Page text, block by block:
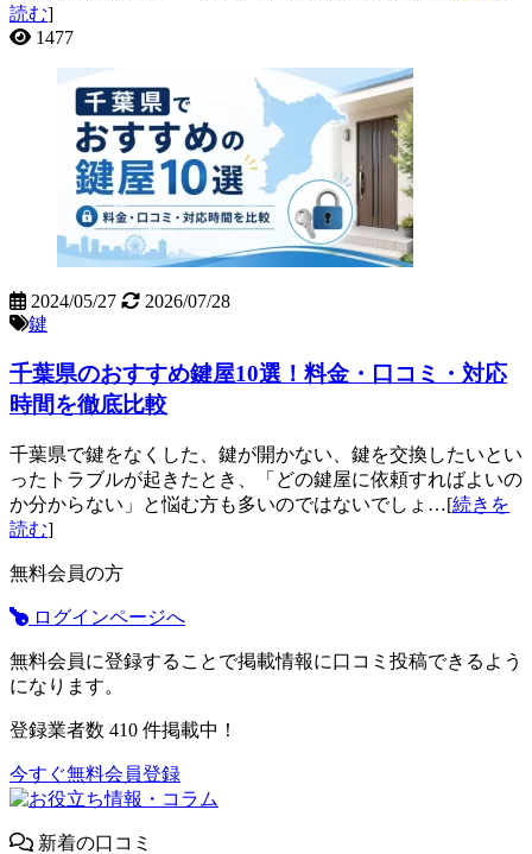
読む]
1477
2024/05/27
2026/07/28
鍵
千葉県のおすすめ鍵屋10選！料金・口コミ・対応
時間を徹底比較
千葉県で鍵をなくした、鍵が開かない、鍵を交換したいとい
ったトラブルが起きたとき、「どの鍵屋に依頼すればよいの
か分からない」と悩む方も多いのではないでしょ…[続きを
読む]
無料会員の方
ログインページへ
無料会員に登録することで掲載情報に口コミ投稿できるよう
になります。
登録業者数 410 件掲載中！
今すぐ無料会員登録
新着の口コミ